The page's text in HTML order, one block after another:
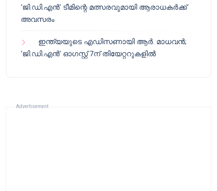
‘ജി.ഡി.എൻ’ ടീമിന്റെ മത്സരവുമായി ആരാധകർക്ക്
അവസരം
ഇന്ത്യയുടെ എഡിസണായി ആർ. മാധവൻ;
‘ജി.ഡി.എൻ’ ഓഗസ്റ്റ് 7ന് തിയേറ്ററുകളിൽ
Advertisement